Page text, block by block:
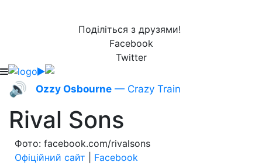
Поділіться з друзями!
Facebook
Twitter
🔊 Ozzy Osbourne — Crazy Train
Rival Sons
Фото: facebook.com/rivalsons
Офіційний сайт
Facebook